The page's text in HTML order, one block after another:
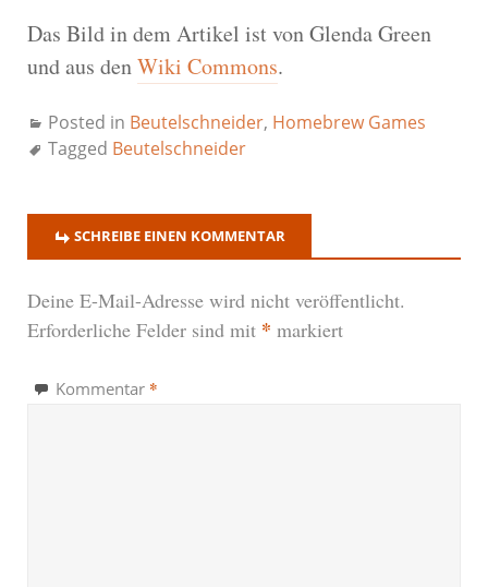
Das Bild in dem Artikel ist von Glenda Green
und aus denWiki Commons.
Posted in Beutelschneider, Homebrew Games
Tagged Beutelschneider
SCHREIBE EINEN KOMMENTAR
Deine E-Mail-Adresse wird nicht veröffentlicht.
Erforderliche Felder sind mit * markiert
Kommentar *